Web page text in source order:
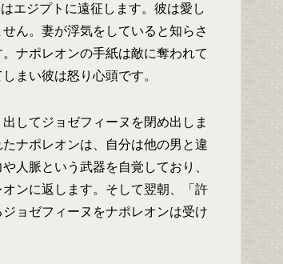
エジプトに遠征します。彼は愛し
ん。妻が浮気をしていると知らさ
ナポレオンの手紙は敵に奪われて
まい彼は怒り心頭です。
してジョゼフィーヌを閉め出しま
ナポレオンは、自分は他の男と違
人脈という武器を自覚しており、
ンに返します。そして翌朝、「許
ョゼフィーヌをナポレオンは受け